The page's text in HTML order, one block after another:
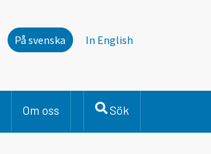
På svenska In English
Om oss Sök